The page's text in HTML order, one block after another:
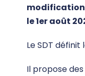
modification
le 1er août
Le SDT
Il propose